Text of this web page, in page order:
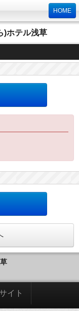
HOME
)ホテル浅草
イト